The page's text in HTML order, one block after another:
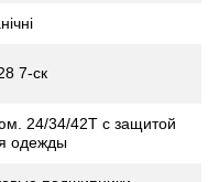
7-ск
24/34/42T с защитой
одежды